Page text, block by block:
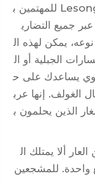
Lesong Stealth GPG2: Lesong Stealth للمهتمين ب
جميع التضاري
يمكن لهذه ال
الجبلية أو ال
يساعدك على ح
الغولف. إنها عرب
الذين يحلمون ب
ألا يمتلك ال
للمشجعين